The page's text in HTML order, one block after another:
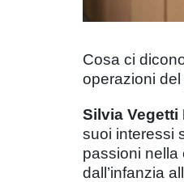
Cosa ci
operazioni
Silvia Vegetti
suoi interessi
passioni nella
dall’infanzia